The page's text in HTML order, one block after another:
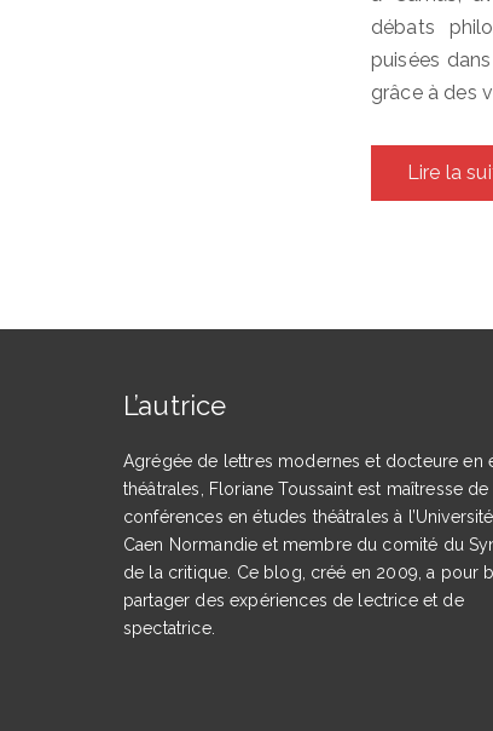
débats
puisées
grâce à des
Lire la
L’autrice
Agrégée de lettres modernes et docteure en
théâtrales, Floriane Toussaint est maîtresse de
conférences en études théâtrales à l’Université
Caen Normandie et membre du comité du
de la critique. Ce blog, créé en 2009, a pour
partager des expériences de lectrice et de
spectatrice.